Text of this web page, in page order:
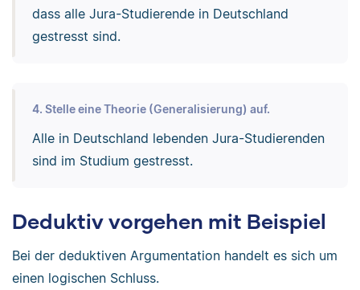
dass alle Jura-Studierende in Deutschland
gestresst sind.
4. Stelle eine Theorie (Generalisierung) auf.
Alle in Deutschland lebenden Jura-Studierenden
sind im Studium gestresst.
Deduktiv vorgehen mit Beispiel
Bei der deduktiven Argumentation handelt es sich um
einen logischen Schluss.